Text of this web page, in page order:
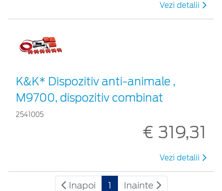
Vezi detalii
K&K* Dispozitiv anti-animale ,
M9700, dispozitiv combinat
2541005
€ 319,31
Vezi detalii
Inapoi 1 Inainte